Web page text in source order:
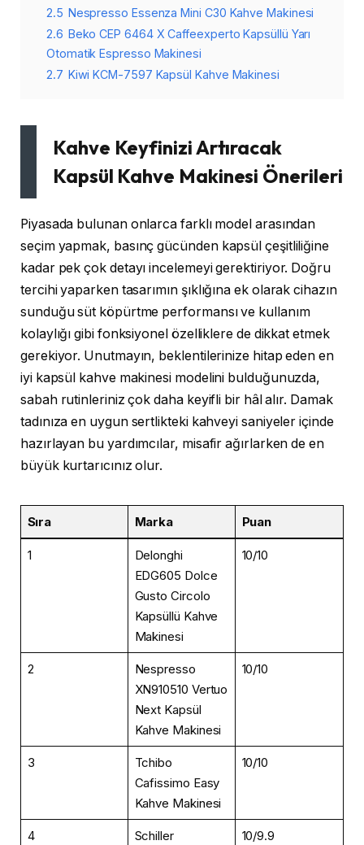
2.5 Nespresso Essenza Mini C30 Kahve Makinesi
2.6 Beko CEP 6464 X Caffeexperto Kapsüllü Yarı
Otomatik Espresso Makinesi
2.7 Kiwi KCM-7597 Kapsül Kahve Makinesi
Kahve Keyfinizi Artıracak
Kapsül Kahve Makinesi Önerileri
Piyasada bulunan onlarca farklı model arasından
seçim yapmak, basınç gücünden kapsül çeşitliliğine
kadar pek çok detayı incelemeyi gerektiriyor. Doğru
tercihi yaparken tasarımın şıklığına ek olarak cihazın
sunduğu süt köpürtme performansı ve kullanım
kolaylığı gibi fonksiyonel özelliklere de dikkat etmek
gerekiyor. Unutmayın, beklentilerinize hitap eden en
iyi kapsül kahve makinesi modelini bulduğunuzda,
sabah rutinleriniz çok daha keyifli bir hâl alır. Damak
tadınıza en uygun sertlikteki kahveyi saniyeler içinde
hazırlayan bu yardımcılar, misafir ağırlarken de en
büyük kurtarıcınız olur.
Sıra Marka Puan
1
Delonghi
EDG605 Dolce
Gusto Circolo
Kapsüllü Kahve
Makinesi
10/10
2
Nespresso
XN910510 Vertuo
Next Kapsül
Kahve Makinesi
10/10
3
Tchibo
Cafissimo Easy
Kahve Makinesi
10/10
4
Schiller
10/9.9